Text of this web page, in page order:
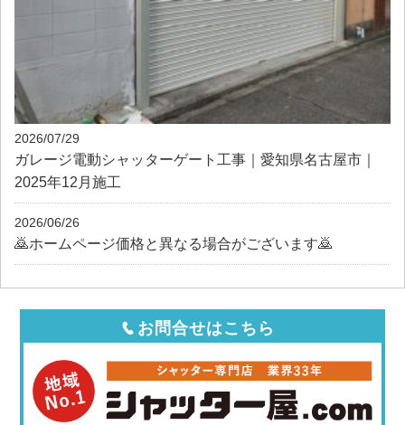
2026/07/29
ガレージ電動シャッターゲート工事｜愛知県名古屋市｜
2025年12月施工
2026/06/26
🙇ホームページ価格と異なる場合がございます🙇
お問合せはこちら